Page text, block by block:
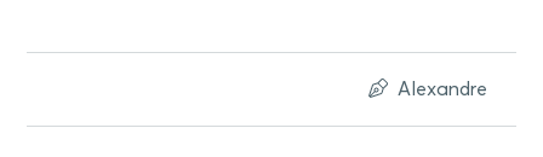
Alexandre